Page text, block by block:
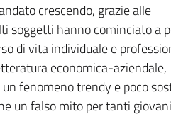
crescendo, grazie alle
soggetti hanno cominciato a
di vita individuale e
economica-aziendale,
fenomeno trendy e poco
un falso mito per tanti